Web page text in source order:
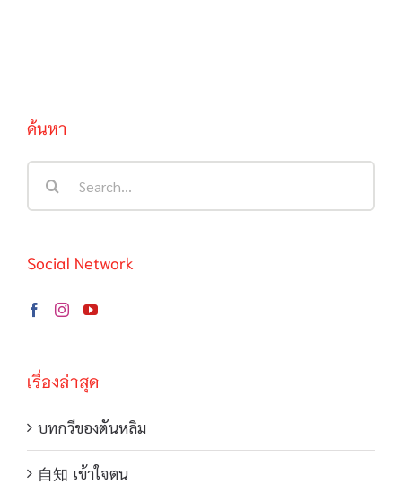
ค้นหา
Social Network
เรื่องล่าสุด
บทกวีของตันหลิม
自知 เข้าใจตน